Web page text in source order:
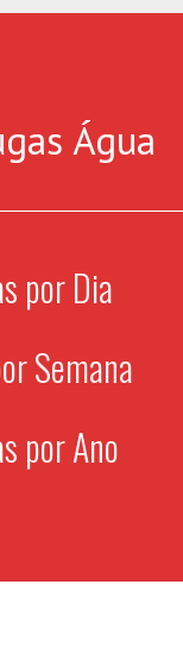
Água
por Dia
Semana
por Ano